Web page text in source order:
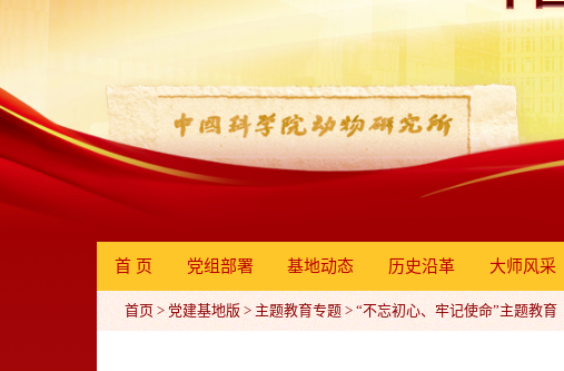
首 页 党组部署 基地动态 历史沿革 大师风采
首页 > 党建基地版 > 主题教育专题 > “不忘初心、牢记使命”主题教育